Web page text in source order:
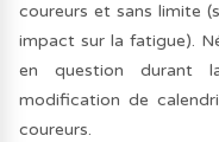
coureurs et sans limite
impact sur la fatigue).
en question durant
modification de
coureurs.